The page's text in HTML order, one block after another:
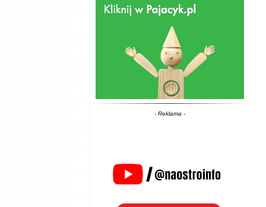
- Reklama -